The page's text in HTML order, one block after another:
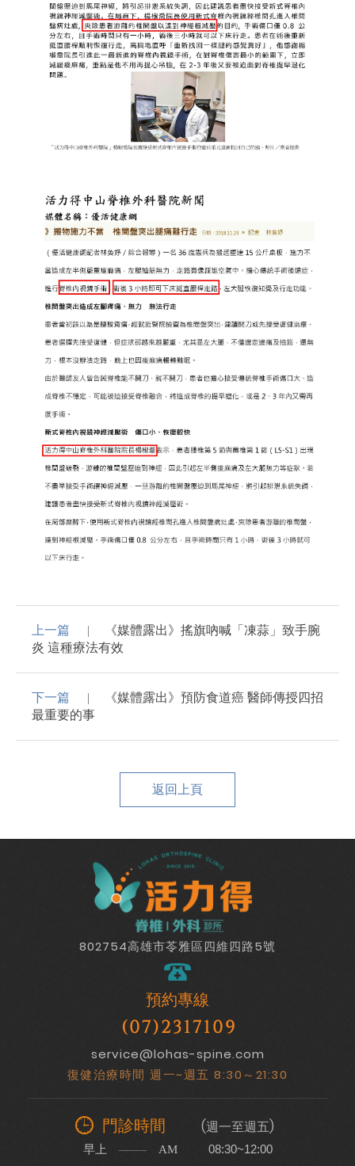
上一篇
《媒體露出》搖旗吶喊「凍蒜」致手腕
炎 這種療法有效
下一篇
《媒體露出》預防食道癌 醫師傳授四招
最重要的事
返回上頁
802754高雄市苓雅區四維四路5號
預約專線
(07)2317109
service@lohas-spine.com
復健治療時間 週一~週五 8:30～21:30
門診時間 (週一至週五)
早上 AM 08:30~12:00